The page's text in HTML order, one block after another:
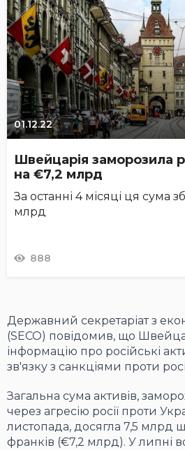
01.12.22
Швейцарія заморозила
на €7,2 млрд
За останні 4 місяці ця сума
млрд
888
Державний секретаріат з
(SECO) повідомив, що
інформацію про російські
зв'язку з санкціями проти
Загальна сума активів,
через агресію росії проти
листопада, досягла 7,5 млрд
франків (€7,2 млрд). У липні